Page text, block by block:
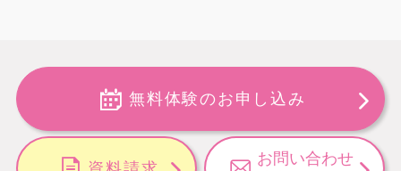
無料体験のお申し込み
お問い合わせ